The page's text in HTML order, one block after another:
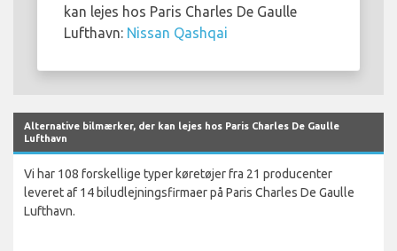
kan lejes hos Paris Charles De Gaulle
Lufthavn: Nissan Qashqai
Alternative bilmærker, der kan lejes hos Paris Charles De Gaulle
Lufthavn
Vi har 108 forskellige typer køretøjer fra 21 producenter
leveret af 14 biludlejningsfirmaer på Paris Charles De Gaulle
Lufthavn.